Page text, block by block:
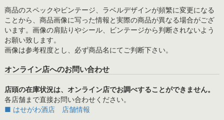
商品のスペックやビンテージ、ラベルデザインが頻繁に変更になる
ことから、商品画像に写った情報と実際の商品が異なる場合がござ
います。画像の肩貼りやシール、ビンテージから判断されないよう
お願い致します。
画像は参考程度とし、必ず商品名にてご判断下さい。
オンライン店へのお問い合わせ
店頭の在庫状況は、オンライン店でお調べすることができません。
各店舗まで直接お問い合わせください。
■ はせがわ酒店 店舗情報